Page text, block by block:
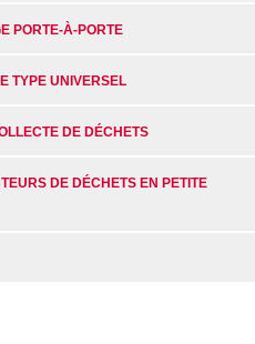
PORTE-À-PORTE
TYPE UNIVERSEL
DE DÉCHETS
DE DÉCHETS EN PETITE